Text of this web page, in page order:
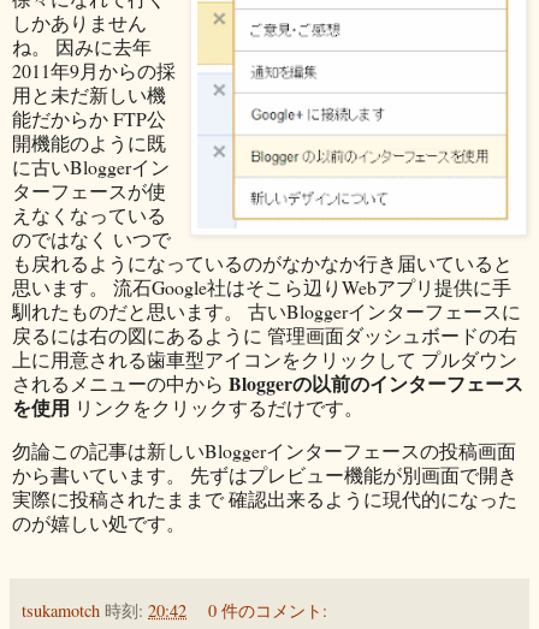
しかありません
ね。 因みに去年
2011年9月からの採
用と未だ新しい機
能だからか FTP公
開機能のように既
に古いBloggerイン
ターフェースが使
えなくなっている
のではなく いつで
も戻れるようになっているのがなかなか行き届いていると
思います。 流石Google社はそこら辺りWebアプリ提供に手
馴れたものだと思います。 古いBloggerインターフェースに
戻るには右の図にあるように 管理画面ダッシュボードの右
上に用意される歯車型アイコンをクリックして プルダウン
されるメニューの中から Bloggerの以前のインターフェース
を使用 リンクをクリックするだけです。
勿論この記事は新しいBloggerインターフェースの投稿画面
から書いています。 先ずはプレビュー機能が別画面で開き
実際に投稿されたままで 確認出来るように現代的になった
のが嬉しい処です。
tsukamotch 時刻: 20:42 0 件のコメント: